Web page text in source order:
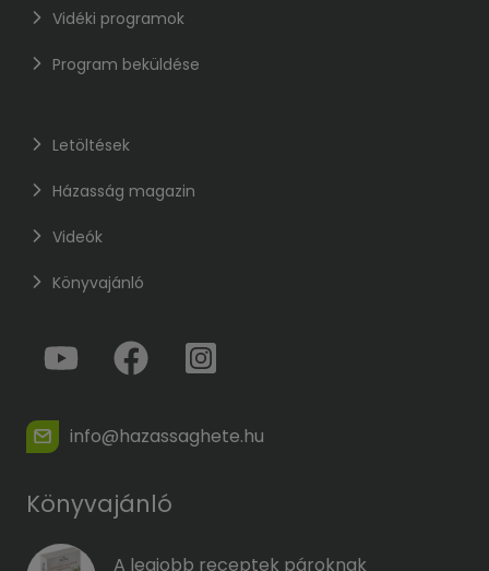
Vidéki programok
Program beküldése
Letöltések
Házasság magazin
Videók
Könyvajánló
info@hazassaghete.hu
Könyvajánló
A legjobb receptek pároknak